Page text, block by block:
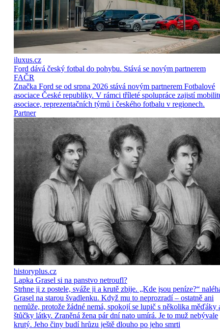
iluxus.cz
Ford dává český fotbal do pohybu. Stává se novým partnerem
FAČR
Značka Ford se od srpna 2026 stává novým partnerem Fotbalové
asociace České republiky. V rámci tříleté spolupráce zajistí
asociace, reprezentačních týmů i českého fotbalu v regionech.
Partner
historyplus.cz
Lapka Grasel si na panstvo netroufl?
Strhne ji z postele, sváže ji a krutě zbije. „Kde jsou peníze?“
Grasel na starou švadlenku. Když mu to neprozradí – ostatně ani
nemůže, protože žádné nemá, spokojí se lupič s několika měďáky
štůčky látky. Zraněná žena pár dní nato umírá. Je to muž nebývale
krutý. Jeho činy budí hrůzu ještě dlouho po jeho smrti